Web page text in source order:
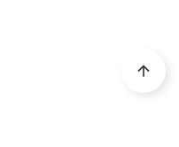
arrow_upward